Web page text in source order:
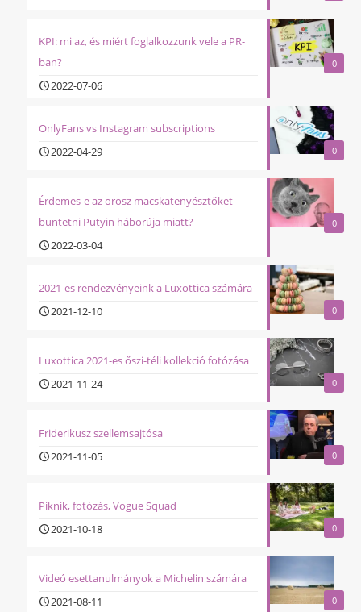
0
KPI: mi az, és miért foglalkozzunk vele a PR-
ban?
2022-07-06
0
OnlyFans vs Instagram subscriptions
2022-04-29
0
Érdemes-e az orosz macskatenyésztőket
büntetni Putyin háborúja miatt?
2022-03-04
0
2021-es rendezvényeink a Luxottica számára
2021-12-10
0
Luxottica 2021-es őszi-téli kollekció fotózása
2021-11-24
0
Friderikusz szellemsajtósa
2021-11-05
0
Piknik, fotózás, Vogue Squad
2021-10-18
0
Videó esettanulmányok a Michelin számára
2021-08-11